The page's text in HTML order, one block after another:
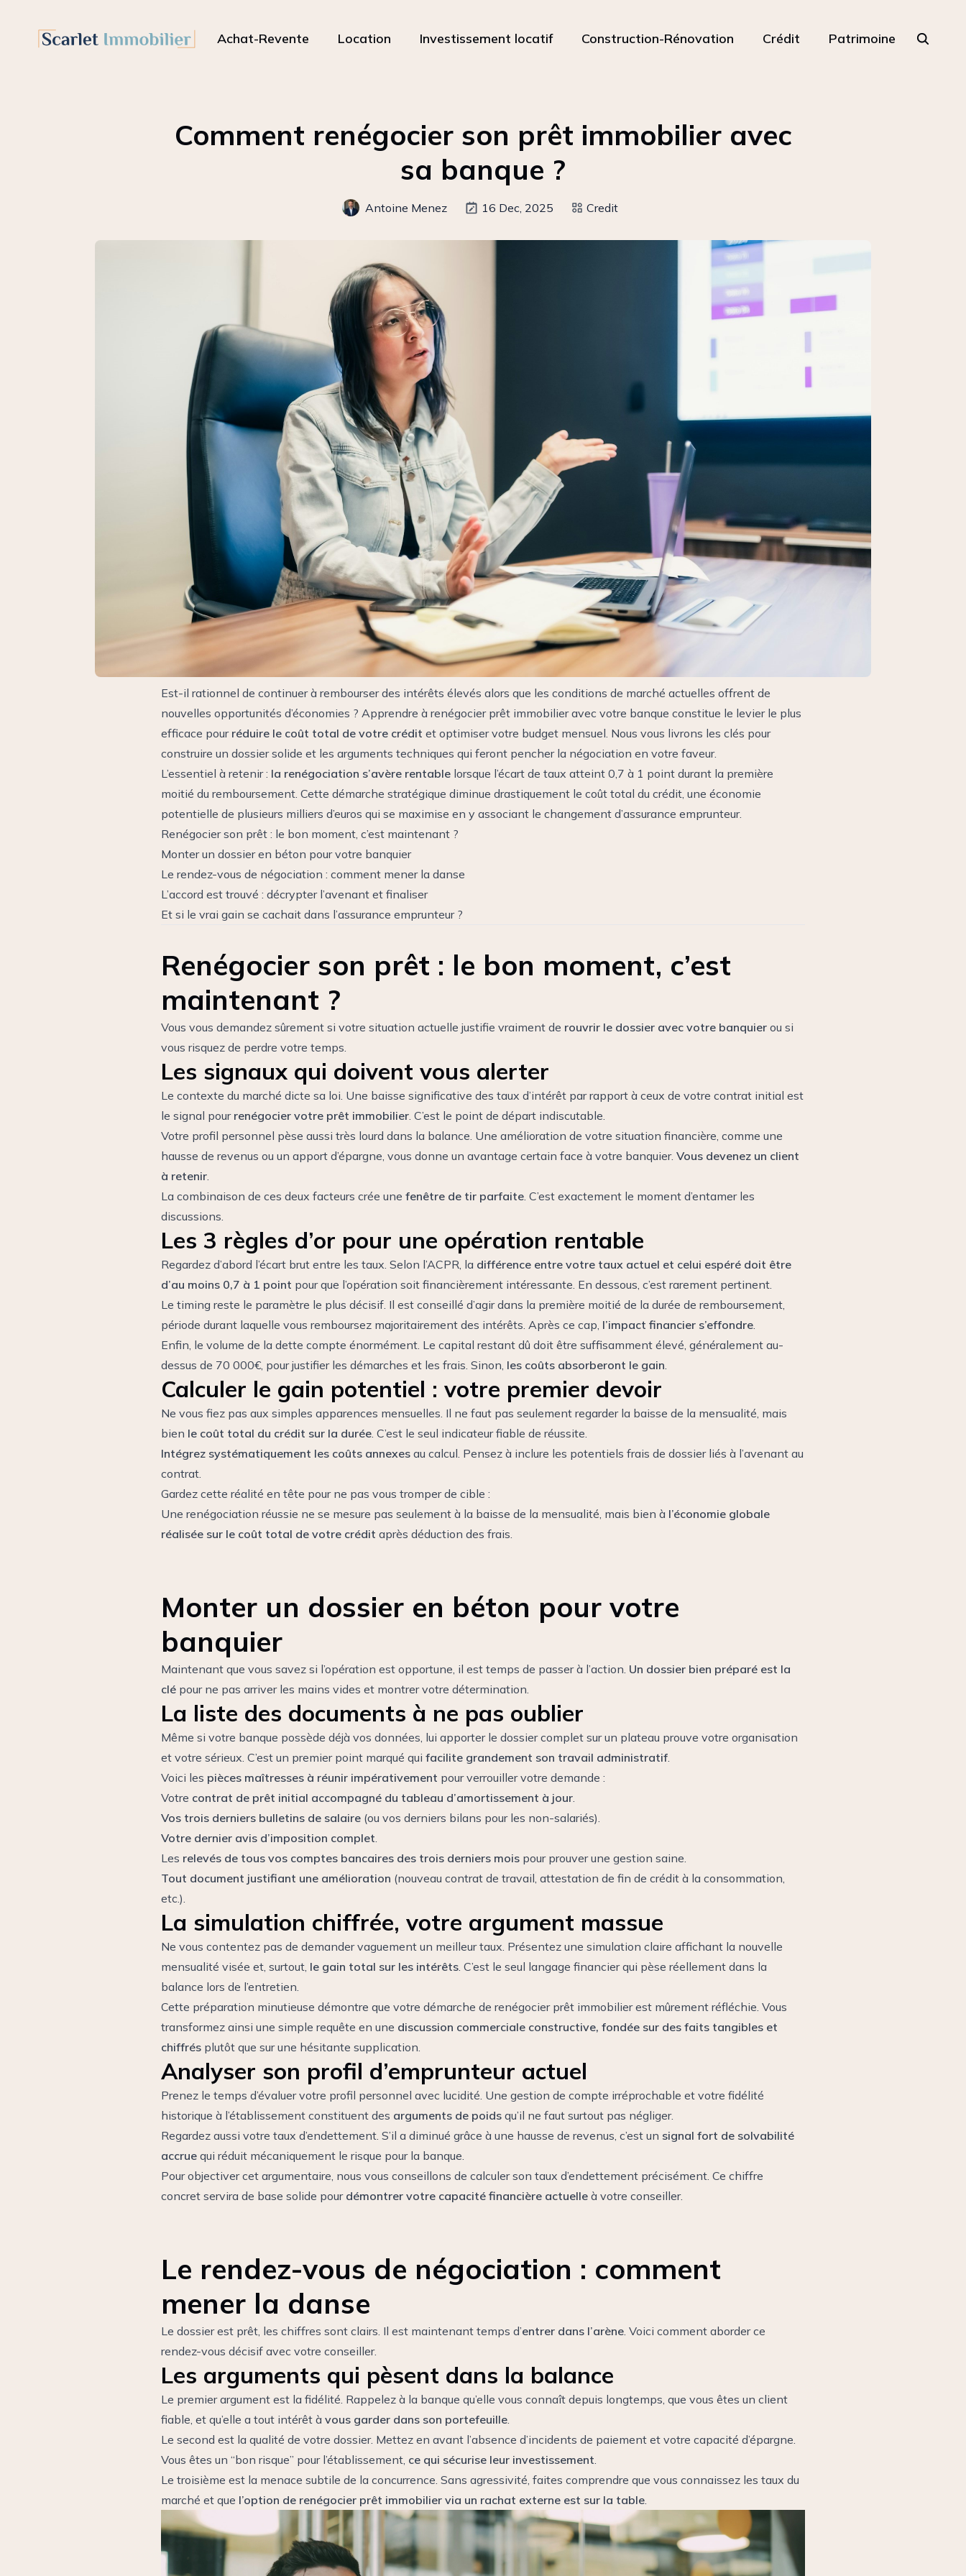
Achat-Revente Location Investissement locatif Construction-Rénovation Crédit Patrimoine
Comment renégocier son prêt immobilier avec
sa banque ?
Antoine Menez 16 Dec, 2025 Credit
Est-il rationnel de continuer à rembourser des intérêts élevés alors que les conditions de marché actuelles offrent de
nouvelles opportunités d’économies ? Apprendre à renégocier prêt immobilier avec votre banque constitue le levier le plus
efficace pour réduire le coût total de votre crédit et optimiser votre budget mensuel. Nous vous livrons les clés pour
construire un dossier solide et les arguments techniques qui feront pencher la négociation en votre faveur.
L’essentiel à retenir : la renégociation s’avère rentable lorsque l’écart de taux atteint 0,7 à 1 point durant la première
moitié du remboursement. Cette démarche stratégique diminue drastiquement le coût total du crédit, une économie
potentielle de plusieurs milliers d’euros qui se maximise en y associant le changement d’assurance emprunteur.
Renégocier son prêt : le bon moment, c’est maintenant ?
Monter un dossier en béton pour votre banquier
Le rendez-vous de négociation : comment mener la danse
L’accord est trouvé : décrypter l’avenant et finaliser
Et si le vrai gain se cachait dans l’assurance emprunteur ?
Renégocier son prêt : le bon moment, c’est
maintenant ?
Vous vous demandez sûrement si votre situation actuelle justifie vraiment de rouvrir le dossier avec votre banquier ou si
vous risquez de perdre votre temps.
Les signaux qui doivent vous alerter
Le contexte du marché dicte sa loi. Une baisse significative des taux d’intérêt par rapport à ceux de votre contrat initial est
le signal pour renégocier votre prêt immobilier . C’est le point de départ indiscutable.
Votre profil personnel pèse aussi très lourd dans la balance. Une amélioration de votre situation financière, comme une
hausse de revenus ou un apport d’épargne, vous donne un avantage certain face à votre banquier. Vous devenez un client
à retenir
La combinaison de ces deux facteurs crée une fenêtre de tir parfaite . C’est exactement le moment d’entamer les
discussions.
Les 3 règles d’or pour une opération rentable
Regardez d’abord l’écart brut entre les taux. Selon l’ACPR, la différence entre votre taux actuel et celui espéré doit être
d’au moins 0,7 à 1 point pour que l’opération soit financièrement intéressante. En dessous, c’est rarement pertinent.
Le timing reste le paramètre le plus décisif. Il est conseillé d’agir dans la première moitié de la durée de remboursement,
période durant laquelle vous remboursez majoritairement des intérêts. Après ce cap, l’impact financier s’effondre
Enfin, le volume de la dette compte énormément. Le capital restant dû doit être suffisamment élevé, généralement au-
dessus de 70 000€, pour justifier les démarches et les frais. Sinon, les coûts absorberont le gain
Calculer le gain potentiel : votre premier devoir
Ne vous fiez pas aux simples apparences mensuelles. Il ne faut pas seulement regarder la baisse de la mensualité, mais
bien le coût total du crédit sur la durée . C’est le seul indicateur fiable de réussite.
Intégrez systématiquement les coûts annexes au calcul. Pensez à inclure les potentiels frais de dossier liés à l’avenant au
contrat.
Gardez cette réalité en tête pour ne pas vous tromper de cible :
Une renégociation réussie ne se mesure pas seulement à la baisse de la mensualité, mais bien à l’économie globale
réalisée sur le coût total de votre crédit après déduction des frais.
Monter un dossier en béton pour votre
banquier
Maintenant que vous savez si l’opération est opportune, il est temps de passer à l’action. Un dossier bien préparé est la
clé pour ne pas arriver les mains vides et montrer votre détermination.
La liste des documents à ne pas oublier
Même si votre banque possède déjà vos données, lui apporter le dossier complet sur un plateau prouve votre organisation
et votre sérieux. C’est un premier point marqué qui facilite grandement son travail administratif
Voici les pièces maîtresses à réunir impérativement pour verrouiller votre demande :
Votre contrat de prêt initial accompagné du tableau d’amortissement à jour
Vos trois derniers bulletins de salaire (ou vos derniers bilans pour les non-salariés).
Votre dernier avis d’imposition complet
Les relevés de tous vos comptes bancaires des trois derniers mois pour prouver une gestion saine.
Tout document justifiant une amélioration (nouveau contrat de travail, attestation de fin de crédit à la consommation,
etc.).
La simulation chiffrée, votre argument massue
Ne vous contentez pas de demander vaguement un meilleur taux. Présentez une simulation claire affichant la nouvelle
mensualité visée et, surtout, le gain total sur les intérêts . C’est le seul langage financier qui pèse réellement dans la
balance lors de l’entretien.
Cette préparation minutieuse démontre que votre démarche de renégocier prêt immobilier est mûrement réfléchie. Vous
transformez ainsi une simple requête en une discussion commerciale constructive, fondée sur des faits tangibles et
chiffrés plutôt que sur une hésitante supplication.
Analyser son profil d’emprunteur actuel
Prenez le temps d’évaluer votre profil personnel avec lucidité. Une gestion de compte irréprochable et votre fidélité
historique à l’établissement constituent des arguments de poids qu’il ne faut surtout pas négliger.
Regardez aussi votre taux d’endettement. S’il a diminué grâce à une hausse de revenus, c’est un signal fort de solvabilité
accrue qui réduit mécaniquement le risque pour la banque.
Pour objectiver cet argumentaire, nous vous conseillons de calculer son taux d’endettement précisément. Ce chiffre
concret servira de base solide pour démontrer votre capacité financière actuelle à votre conseiller.
Le rendez-vous de négociation : comment
mener la danse
Le dossier est prêt, les chiffres sont clairs. Il est maintenant temps d’entrer dans l’arène . Voici comment aborder ce
rendez-vous décisif avec votre conseiller.
Les arguments qui pèsent dans la balance
Le premier argument est la fidélité. Rappelez à la banque qu’elle vous connaît depuis longtemps, que vous êtes un client
fiable, et qu’elle a tout intérêt à vous garder dans son portefeuille
Le second est la qualité de votre dossier. Mettez en avant l’absence d’incidents de paiement et votre capacité d’épargne.
Vous êtes un “bon risque” pour l’établissement, ce qui sécurise leur investissement
Le troisième est la menace subtile de la concurrence. Sans agressivité, faites comprendre que vous connaissez les taux du
marché et que l’option de renégocier prêt immobilier via un rachat externe est sur la table